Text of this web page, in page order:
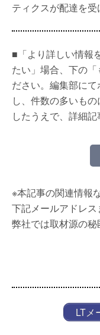
ティクスが配達を受
■「より詳しい情報
たい」場合、下の
ださい。編集部に
し、件数の多いも
したうえで、詳細記
※本記事の関連情報
下記メールアドレス
弊社では取材源の秘
LTメ